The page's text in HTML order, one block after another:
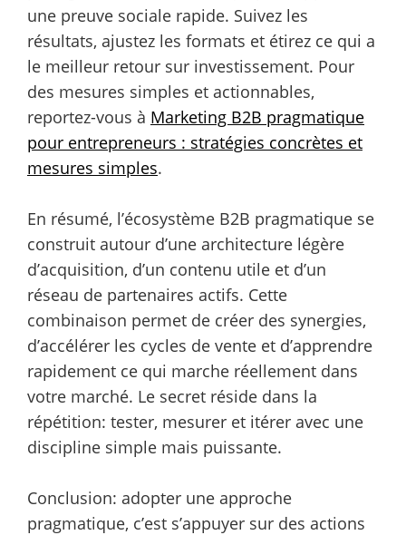
une preuve sociale rapide. Suivez les
résultats, ajustez les formats et étirez ce qui a
le meilleur retour sur investissement. Pour
des mesures simples et actionnables,
reportez-vous à Marketing B2B pragmatique
pour entrepreneurs : stratégies concrètes et
mesures simples.
En résumé, l’écosystème B2B pragmatique se
construit autour d’une architecture légère
d’acquisition, d’un contenu utile et d’un
réseau de partenaires actifs. Cette
combinaison permet de créer des synergies,
d’accélérer les cycles de vente et d’apprendre
rapidement ce qui marche réellement dans
votre marché. Le secret réside dans la
répétition: tester, mesurer et itérer avec une
discipline simple mais puissante.
Conclusion: adopter une approche
pragmatique, c’est s’appuyer sur des actions